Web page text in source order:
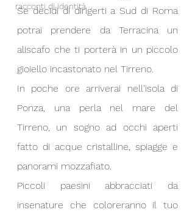
racconti di identità
Se decidi di dirigerti a Sud di Roma
potrai prendere da Terracina un
aliscafo che ti porterà in un piccolo
gioiello incastonato nel Tirreno.
In poche ore arriverai nell'isola di
Ponza, una perla nel mare del
Tirreno, un sogno ad occhi aperti
fatto di acque cristalline, spiagge e
panorami mozzafiato.
Piccoli paesini abbracciati da
insenature che coloreranno il tuo